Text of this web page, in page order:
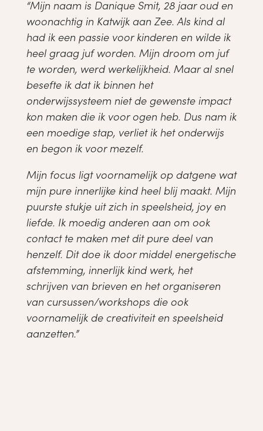
“Mijn naam is Danique Smit, 28 jaar oud en
woonachtig in Katwijk aan Zee. Als kind al
had ik een passie voor kinderen en wilde ik
heel graag juf worden. Mijn droom om juf
te worden, werd werkelijkheid. Maar al snel
besefte ik dat ik binnen het
onderwijssysteem niet de gewenste impact
kon maken die ik voor ogen heb. Dus nam ik
een moedige stap, verliet ik het onderwijs
en begon ik voor mezelf.
Mijn focus ligt voornamelijk op datgene wat
mijn pure innerlijke kind heel blij maakt. Mijn
puurste stukje uit zich in speelsheid, joy en
liefde. Ik moedig anderen aan om ook
contact te maken met dit pure deel van
henzelf. Dit doe ik door middel energetische
afstemming, innerlijk kind werk, het
schrijven van brieven en het organiseren
van cursussen/workshops die ook
voornamelijk de creativiteit en speelsheid
aanzetten.”